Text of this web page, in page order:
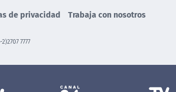
de privacidad Trabaja con nosotros
7777